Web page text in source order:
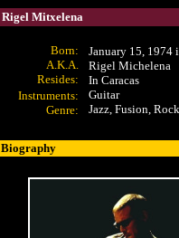
Rigel Mitxelena
Born:
A.K.A.
Resides:
Instruments:
Genre:
January 15, 1974
Rigel Michelena
In Caracas
Guitar
Jazz, Fusion, Rock
Biography